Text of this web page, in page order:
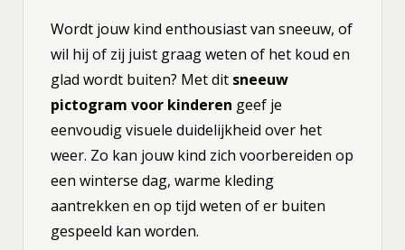
Wordt jouw kind enthousiast van sneeuw, of
wil hij of zij juist graag weten of het koud en
glad wordt buiten? Met dit sneeuw
pictogram voor kinderen geef je
eenvoudig visuele duidelijkheid over het
weer. Zo kan jouw kind zich voorbereiden op
een winterse dag, warme kleding
aantrekken en op tijd weten of er buiten
gespeeld kan worden.